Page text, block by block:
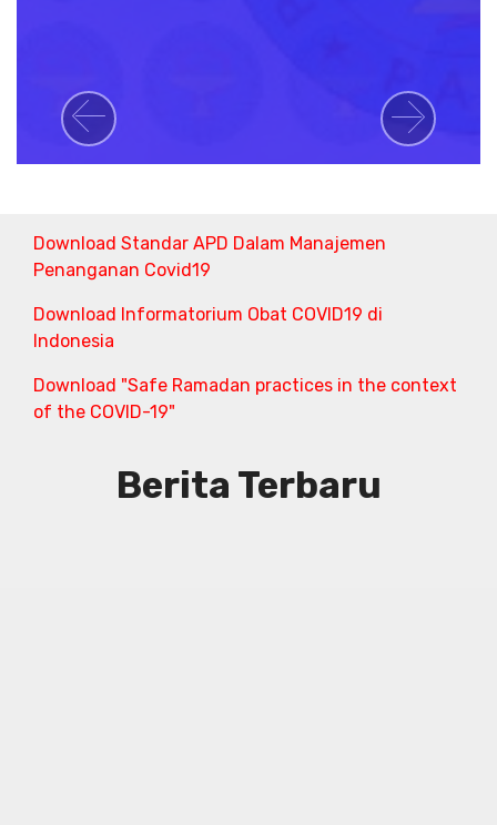
Previous Next
Download Standar APD Dalam Manajemen
Penanganan Covid19
Download Informatorium Obat COVID19 di
Indonesia
Download "Safe Ramadan practices in the context
of the COVID-19"
Berita Terbaru